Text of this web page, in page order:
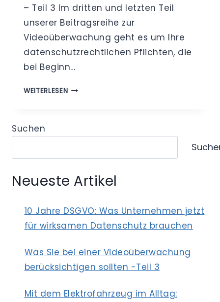
– Teil 3 Im dritten und letzten Teil
unserer Beitragsreihe zur
Videoüberwachung geht es um Ihre
datenschutzrechtlichen Pflichten, die
bei Beginn…
WEITERLESENWAS
VIDEOÜBERWACHUNG
SOLLTEN
TEIL
Suchen
Neueste Artikel
10 Jahre DSGVO: Was Unternehmen jetzt
für wirksamen Datenschutz brauchen
Was Sie bei einer Videoüberwachung
berücksichtigen sollten -Teil 3
Mit dem Elektrofahrzeug im Alltag: